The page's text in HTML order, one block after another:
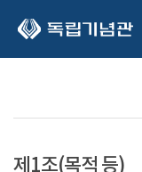
제1조(목적 등)